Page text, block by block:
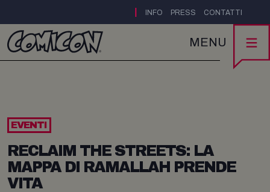
INFO PRESS CONTATTI
MENU
EVENTI
RECLAIM THE STREETS: LA
MAPPA DI RAMALLAH PRENDE
VITA